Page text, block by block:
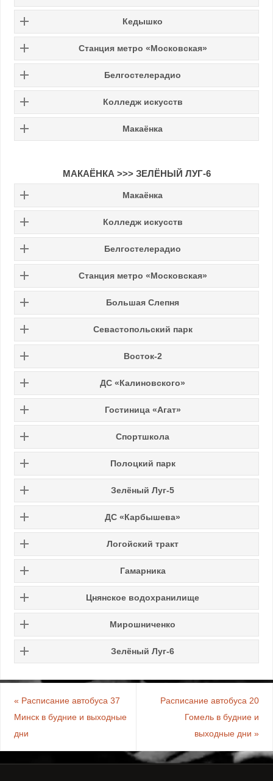
Кедышко
Станция метро «Московская»
Белгостелерадио
Колледж искусств
Макаёнка
МАКАЁНКА >>>ЗЕЛЁНЫЙ ЛУГ-6
Макаёнка
Колледж искусств
Белгостелерадио
Станция метро «Московская»
Большая Слепня
Севастопольский парк
Восток-2
ДС «Калиновского»
Гостиница «Агат»
Спортшкола
Полоцкий парк
Зелёный Луг-5
ДС «Карбышева»
Логойский тракт
Гамарника
Цнянское водохранилище
Мирошниченко
Зелёный Луг-6
« Расписание автобуса 37
Минск в будние и выходные
дни
Расписание автобуса 20
Гомель в будние и
выходные дни»